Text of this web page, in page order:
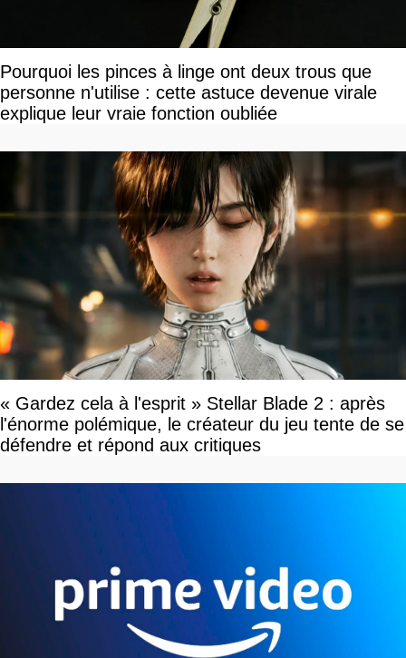
Pourquoi les pinces à linge ont deux trous que
personne n'utilise : cette astuce devenue virale
explique leur vraie fonction oubliée
« Gardez cela à l'esprit » Stellar Blade 2 : après
l'énorme polémique, le créateur du jeu tente de se
défendre et répond aux critiques